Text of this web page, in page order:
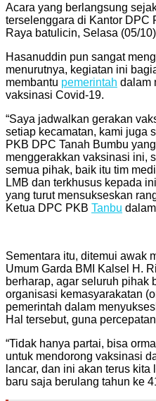
Acara yang berlangsung
terselenggara di Kantor DPC
Raya batulicin, Selasa (05/
Hasanuddin pun sangat
menurutnya, kegiatan ini
membantu pemerintah dalam
vaksinasi Covid-19.
“Saya jadwalkan gerakan
setiap kecamatan, kami juga
PKB DPC Tanah Bumbu
menggerakkan vaksinasi ini,
semua pihak, baik itu tim
LMB dan terkhusus kepada
yang turut mensukseskan
Ketua DPC PKB Tanbu
Sementara itu, ditemui awak
Umum Garda BMI Kalsel H.
berharap, agar seluruh pihak
organisasi kemasyarakatan
pemerintah dalam
Hal tersebut, guna
“Tidak hanya partai, bisa
untuk mendorong vaksinasi
lancar, dan ini akan terus
baru saja berulang tahun ke